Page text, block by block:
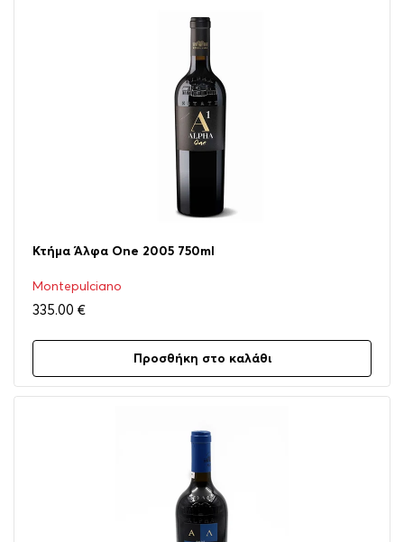
Κτήμα Άλφα One 2005 750ml
Montepulciano
335.00 €
Προσθήκη στο καλάθι